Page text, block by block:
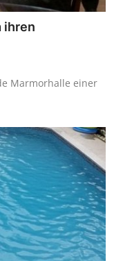
ihren
Marmorhalle einer